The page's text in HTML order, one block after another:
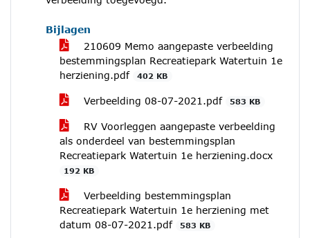
Bijlagen
210609 Memo aangepaste verbeelding
bestemmingsplan Recreatiepark Watertuin 1e
herziening.pdf
402 KB
Verbeelding 08-07-2021.pdf 583 KB
RV Voorleggen aangepaste verbeelding
als onderdeel van bestemmingsplan
Recreatiepark Watertuin 1e herziening.docx
192 KB
Verbeelding bestemmingsplan
Recreatiepark Watertuin 1e herziening met
datum 08-07-2021.pdf
583 KB